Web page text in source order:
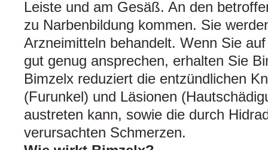
Leiste und am Gesäß. An den
zu Narbenbildung kommen. Sie
Arzneimitteln behandelt. Wenn Sie
gut genug ansprechen, erhalten Sie
Bimzelx reduziert die entzündlichen
(Furunkel) und Läsionen
austreten kann, sowie die durch
verursachten Schmerzen.